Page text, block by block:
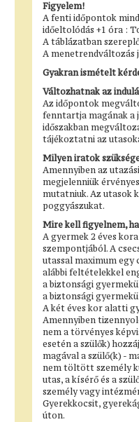
Figyelem!
A fenti időpontok
időeltolódás +1 óra :
A táblázatban
A menetrendváltozás
Gyakran ismételt
Változhatnak az
Az időpontok
fenntartja magának a
időszakban
tájékoztatni az
Milyen iratok
Amennyiben az
megjelenniük
mutatniuk. Az utasok
poggyászukat.
Mire kell figyelnem,
A gyermek 2 éves
szempontjából. A
utassal maximum egy
alábbi feltételekkel
a biztonsági
a biztonsági
A két éves kor alatti
Amennyiben
nem a törvényes
esetén a szülők)
magával a szülő(k) -
nem töltött személy
utas, a kísérő és a
személy vagy
Gyerekkocsit,
úton.